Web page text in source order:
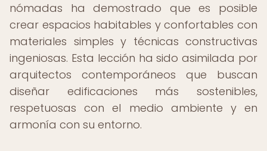
nómadas ha demostrado que es posible
crear espacios habitables y confortables con
materiales simples y técnicas constructivas
ingeniosas. Esta lección ha sido asimilada por
arquitectos contemporáneos que buscan
diseñar edificaciones más sostenibles,
respetuosas con el medio ambiente y en
armonía con su entorno.